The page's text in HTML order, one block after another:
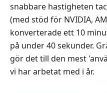
snabbare hastigheten
(med stöd för NVIDIA,
konverterade ett 10
på under 40 sekunder.
gör det till den mest
vi har arbetat med i år.